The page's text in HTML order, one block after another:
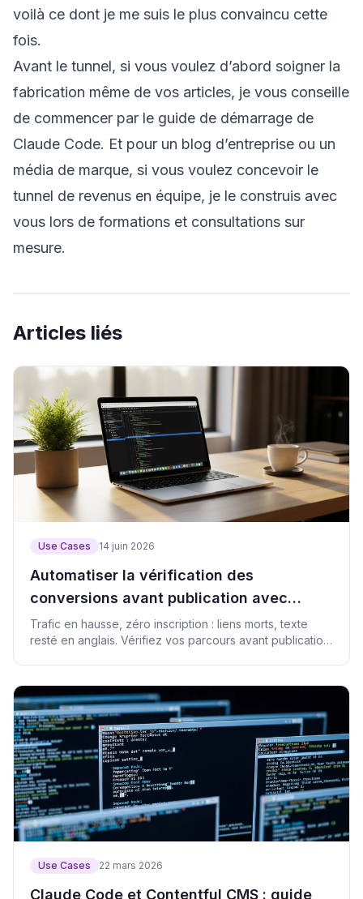
voilà ce dont je me suis le plus convaincu cette
fois.
Avant le tunnel, si vous voulez d’abord soigner la
fabrication même de vos articles, je vous conseille
de commencer par le guide de démarrage de
Claude Code. Et pour un blog d’entreprise ou un
média de marque, si vous voulez concevoir le
tunnel de revenus en équipe, je le construis avec
vous lors de formations et consultations sur
mesure.
Articles liés
Use Cases 14 juin 2026
Automatiser la vérification des
conversions avant publication avec
Claude Code
Trafic en hausse, zéro inscription : liens morts, texte
resté en anglais. Vérifiez vos parcours avant publication
Use Cases 22 mars 2026
Claude Code et Contentful CMS : guide